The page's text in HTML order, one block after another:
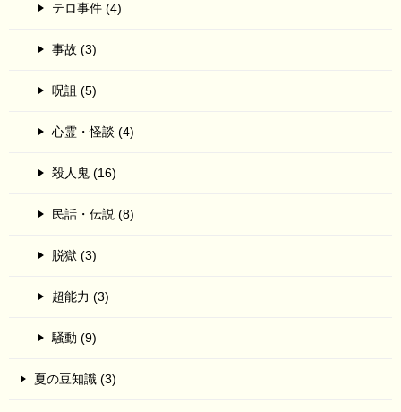
テロ事件 (4)
事故 (3)
呪詛 (5)
心霊・怪談 (4)
殺人鬼 (16)
民話・伝説 (8)
脱獄 (3)
超能力 (3)
騒動 (9)
夏の豆知識 (3)